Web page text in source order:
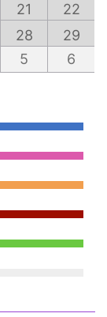
21
22
28
29
5 6